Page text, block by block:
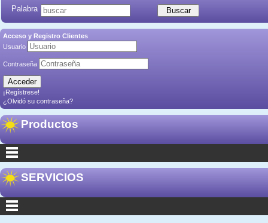
Palabra
Acceso y Registro Clientes
Usuario
Contraseña
¡Regístrese!
¿Olvidó su contraseña?
Productos
SERVICIOS